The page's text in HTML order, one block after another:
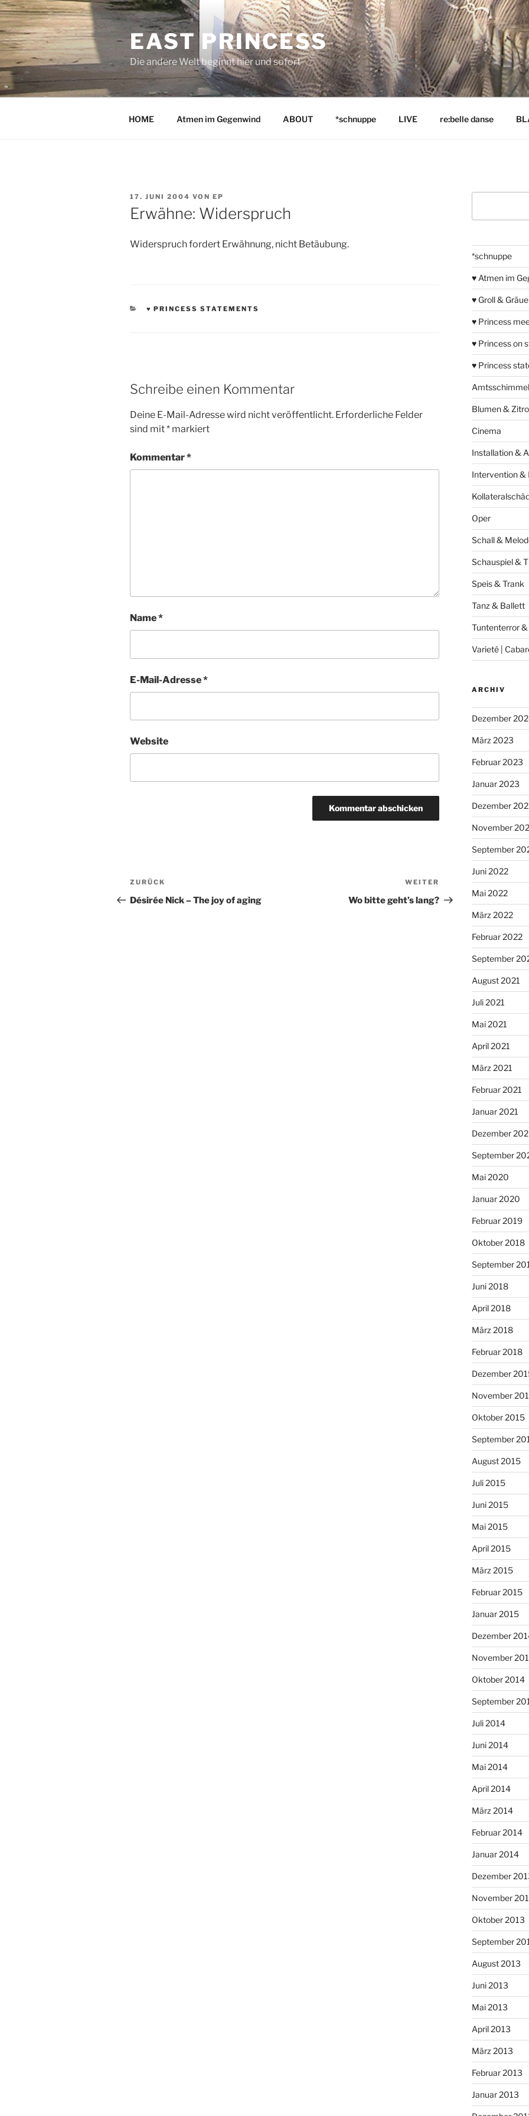
Zum
Inhalt
springen
EAST PRINCESS
Die andere Welt beginnt hier und sofort
HOME Atmen im Gegenwind ABOUT *schnuppe LIVE re:belle danse
VERÖFFENTLICHT
AM
17. JUNI 2004 VON EP
Erwähne: Widerspruch
Widerspruch fordert Erwähnung, nicht Betäubung.
KATEGORIEN
♥ PRINCESS STATEMENTS
Schreibe einen Kommentar
Deine E-Mail-Adresse wird nicht veröffentlicht. Erforderliche Felder
sind mit* markiert
Kommentar*
Name*
E-Mail-Adresse*
Website
Beitragsnavigation
Vorheriger
Beitrag
ZURÜCK
Désirée Nick – The joy of aging
Nächster
Beitrag
WEITER
Wo bitte geht’s lang?
*schnuppe
♥ Atmen im
♥ Groll &
♥ Princess
♥ Princess on
♥ Princess
Amtsschimmel
Blumen &
Cinema
Installation &
Intervention &
Oper
Schall &
Schauspiel &
Speis & Trank
Tanz & Ballett
Tuntenterror &
Varieté |
ARCHIV
Dezember
März 2023
Februar 2023
Januar 2023
Dezember
November
September
Juni 2022
Mai 2022
März 2022
Februar 2022
September
August 2021
Juli 2021
Mai 2021
April 2021
März 2021
Februar 2021
Januar 2021
Dezember
September
Mai 2020
Januar 2020
Februar 2019
Oktober 2018
September
Juni 2018
April 2018
März 2018
Februar 2018
Dezember
November
Oktober 2015
September
August 2015
Juli 2015
Juni 2015
Mai 2015
April 2015
März 2015
Februar 2015
Januar 2015
Dezember
November
Oktober 2014
September
Juli 2014
Juni 2014
Mai 2014
April 2014
März 2014
Februar 2014
Januar 2014
Dezember
November
Oktober 2013
September
August 2013
Juni 2013
Mai 2013
April 2013
März 2013
Februar 2013
Januar 2013